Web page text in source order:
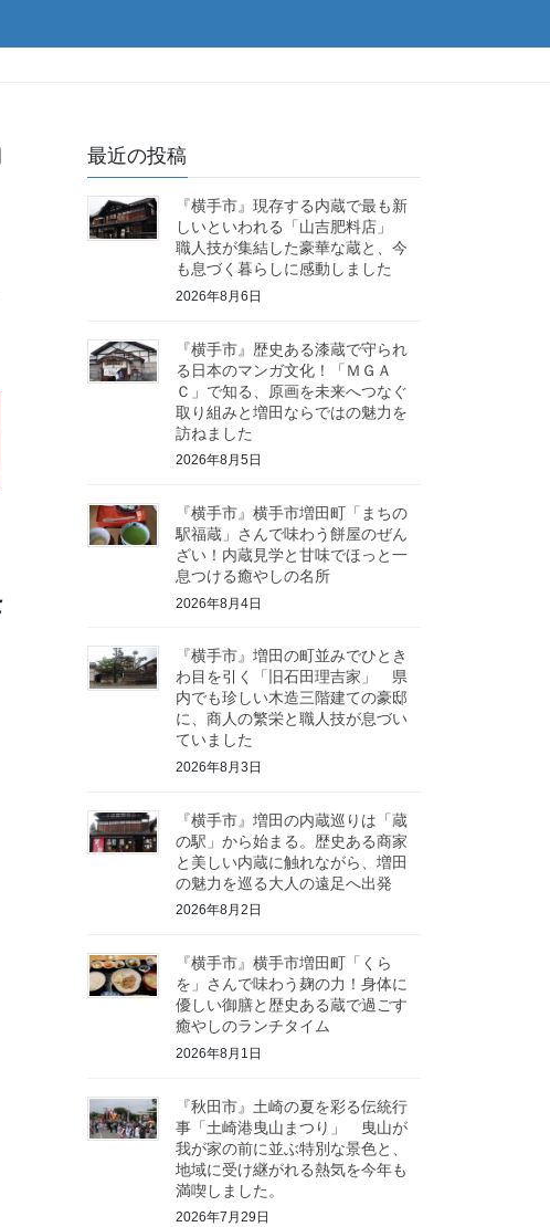
最近の投稿
『横手市』現存する内蔵で最も新
しいといわれる「山吉肥料店」
職人技が集結した豪華な蔵と、今
も息づく暮らしに感動しました
2026年8月6日
『横手市』歴史ある漆蔵で守られ
る日本のマンガ文化！「ＭＧＡ
Ｃ」で知る、原画を未来へつなぐ
取り組みと増田ならではの魅力を
訪ねました
2026年8月5日
『横手市』横手市増田町「まちの
駅福蔵」さんで味わう餅屋のぜん
ざい！内蔵見学と甘味でほっと一
息つける癒やしの名所
2026年8月4日
『横手市』増田の町並みでひとき
わ目を引く「旧石田理吉家」 県
内でも珍しい木造三階建ての豪邸
に、商人の繁栄と職人技が息づい
ていました
2026年8月3日
『横手市』増田の内蔵巡りは「蔵
の駅」から始まる。歴史ある商家
と美しい内蔵に触れながら、増田
の魅力を巡る大人の遠足へ出発
2026年8月2日
『横手市』横手市増田町「くら
を」さんで味わう麹の力！身体に
優しい御膳と歴史ある蔵で過ごす
癒やしのランチタイム
2026年8月1日
『秋田市』土崎の夏を彩る伝統行
事「土崎港曳山まつり」 曳山が
我が家の前に並ぶ特別な景色と、
地域に受け継がれる熱気を今年も
満喫しました。
2026年7月29日